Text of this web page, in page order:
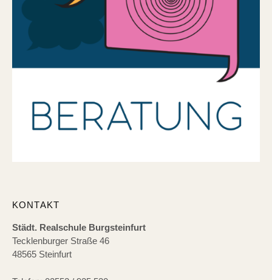
KONTAKT
Städt. Realschule Burgsteinfurt
Tecklenburger Straße 46
48565 Steinfurt